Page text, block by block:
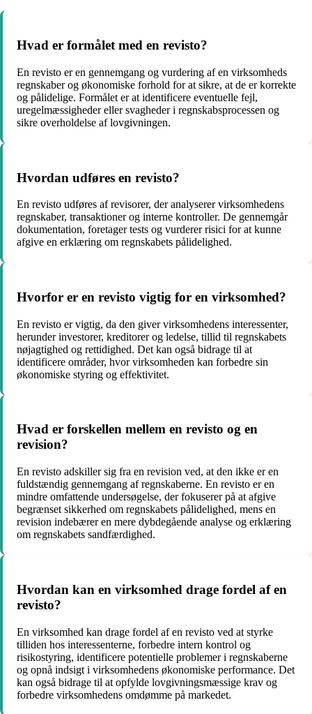
Hvad er formålet med en revisto?
En revisto er en gennemgang og vurdering af en virksomheds
regnskaber og økonomiske forhold for at sikre, at de er korrekte
og pålidelige. Formålet er at identificere eventuelle fejl,
uregelmæssigheder eller svagheder i regnskabsprocessen og
sikre overholdelse af lovgivningen.
Hvordan udføres en revisto?
En revisto udføres af revisorer, der analyserer virksomhedens
regnskaber, transaktioner og interne kontroller. De gennemgår
dokumentation, foretager tests og vurderer risici for at kunne
afgive en erklæring om regnskabets pålidelighed.
Hvorfor er en revisto vigtig for en virksomhed?
En revisto er vigtig, da den giver virksomhedens interessenter,
herunder investorer, kreditorer og ledelse, tillid til regnskabets
nøjagtighed og rettidighed. Det kan også bidrage til at
identificere områder, hvor virksomheden kan forbedre sin
økonomiske styring og effektivitet.
Hvad er forskellen mellem en revisto og en
revision?
En revisto adskiller sig fra en revision ved, at den ikke er en
fuldstændig gennemgang af regnskaberne. En revisto er en
mindre omfattende undersøgelse, der fokuserer på at afgive
begrænset sikkerhed om regnskabets pålidelighed, mens en
revision indebærer en mere dybdegående analyse og erklæring
om regnskabets sandfærdighed.
Hvordan kan en virksomhed drage fordel af en
revisto?
En virksomhed kan drage fordel af en revisto ved at styrke
tilliden hos interessenterne, forbedre intern kontrol og
risikostyring, identificere potentielle problemer i regnskaberne
og opnå indsigt i virksomhedens økonomiske performance. Det
kan også bidrage til at opfylde lovgivningsmæssige krav og
forbedre virksomhedens omdømme på markedet.